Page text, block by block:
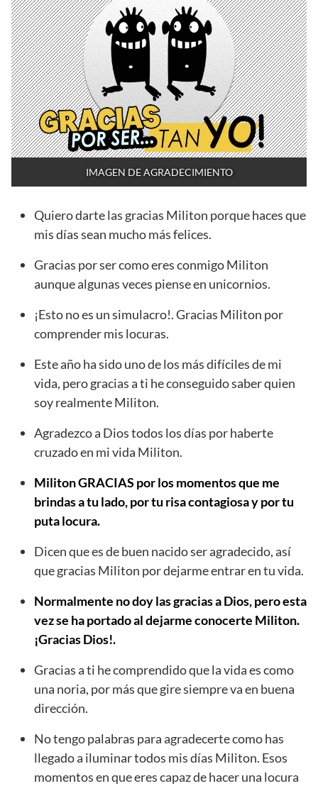
IMAGEN DE AGRADECIMIENTO
Quiero darte las gracias Militon porque haces que
mis días sean mucho más felices.
Gracias por ser como eres conmigo Militon
aunque algunas veces piense en unicornios.
¡Esto no es un simulacro!. Gracias Militon por
comprender mis locuras.
Este año ha sido uno de los más difíciles de mi
vida, pero gracias a ti he conseguido saber quien
soy realmente Militon.
Agradezco a Dios todos los días por haberte
cruzado en mi vida Militon.
Militon GRACIAS por los momentos que me
brindas a tu lado, por tu risa contagiosa y por tu
puta locura.
Dicen que es de buen nacido ser agradecido, así
que gracias Militon por dejarme entrar en tu vida.
Normalmente no doy las gracias a Dios, pero esta
vez se ha portado al dejarme conocerte Militon.
¡Gracias Dios!.
Gracias a ti he comprendido que la vida es como
una noria, por más que gire siempre va en buena
dirección.
No tengo palabras para agradecerte como has
llegado a iluminar todos mis días Militon. Esos
momentos en que eres capaz de hacer una locura